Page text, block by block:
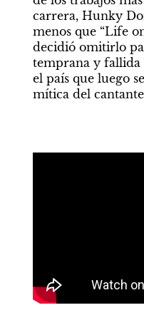
carrera, Hunky
menos que “Life
decidió omitirlo
temprana y fallida
el país que luego
mítica del